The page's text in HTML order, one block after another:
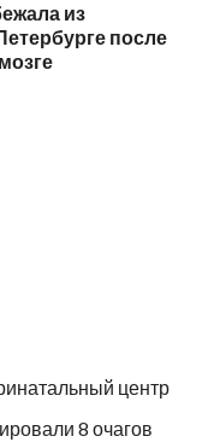
из
после
центр
8 очагов